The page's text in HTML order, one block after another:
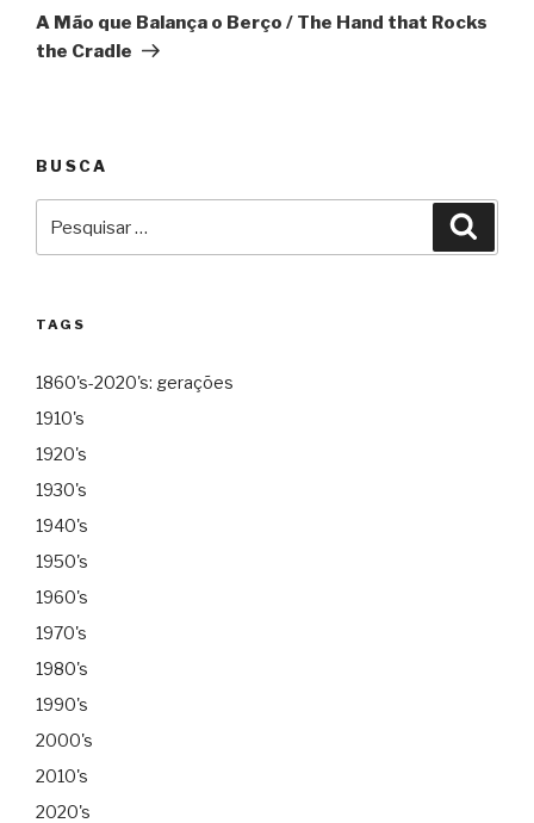
A Mão que Balança o Berço / The Hand that Rocks
the Cradle
BUSCA
TAGS
1860's-2020's: gerações
1910's
1920's
1930's
1940's
1950's
1960's
1970's
1980's
1990's
2000's
2010's
2020's